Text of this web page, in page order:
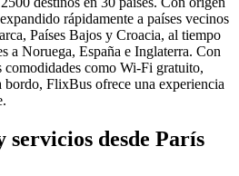
rápidamente a países vecinos
Países Bajos y Croacia, al tiempo
a Noruega, España e Inglaterra. Con
comodidades como Wi-Fi gratuito,
bordo, FlixBus ofrece una experiencia
servicios desde París